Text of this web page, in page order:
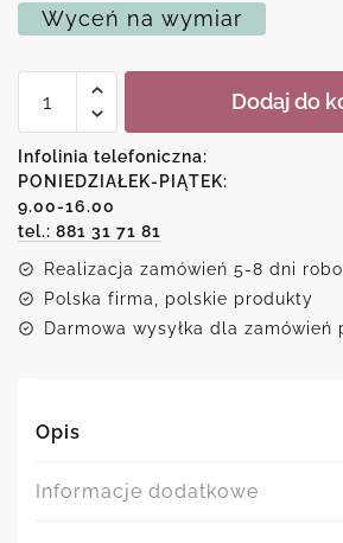
Wyceń na wymiar
ilość
Plakat
rzęsy
robię
idealne
Dodaj do
Infolinia telefoniczna:
PONIEDZIAŁEK-PIĄTEK:
9.00-16.00
tel.: 881 31 71 81
Realizacja zamówień 5-8 dni
Polska firma, polskie produkty
Darmowa wysyłka dla zamówień
Opis
Informacje dodatkowe